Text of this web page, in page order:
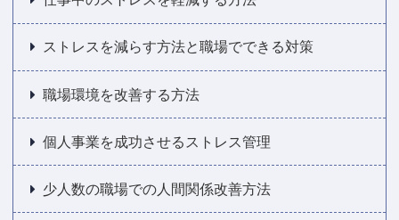
ストレスを減らす方法と職場でできる対策
職場環境を改善する方法
個人事業を成功させるストレス管理
少人数の職場での人間関係改善方法